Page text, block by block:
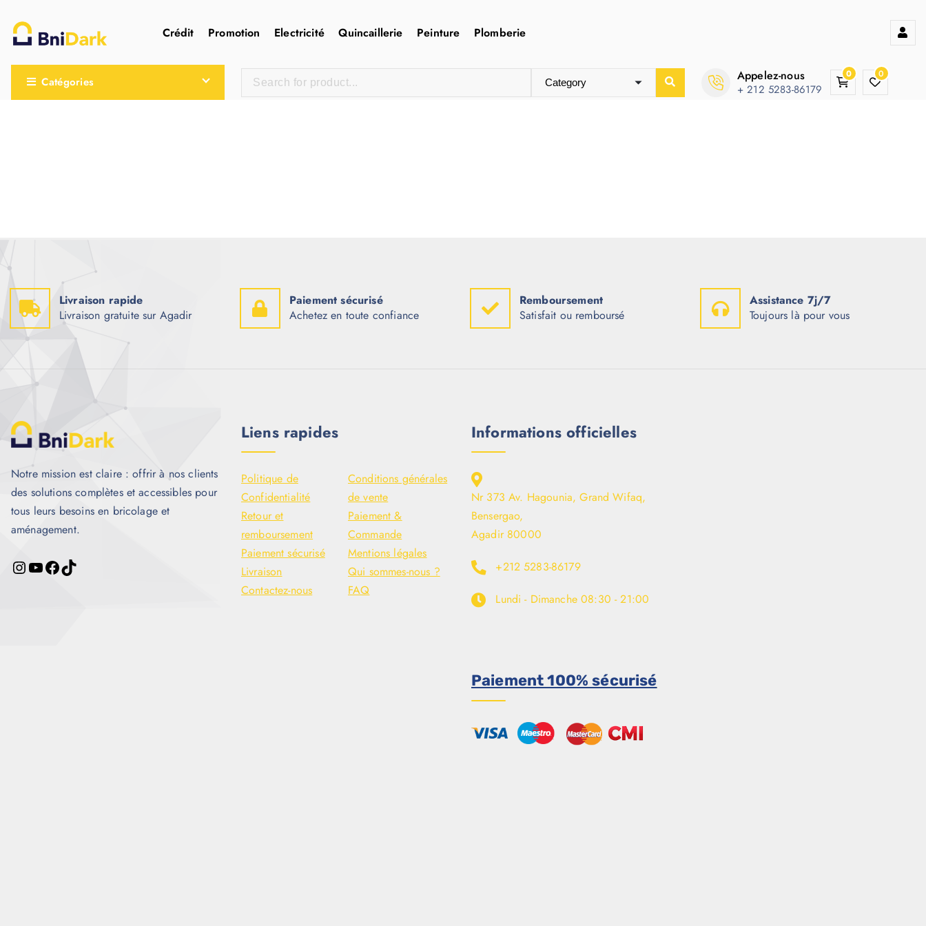
Crédit Promotion Electricité Quincaillerie Peinture Plomberie
Catégories Appelez-nous
+ 212 5283-86179
0 0
Livraison rapide
Livraison gratuite sur Agadir
Paiement sécurisé
Achetez en toute confiance
Remboursement
Satisfait ou remboursé
Assistance 7j/7
Toujours là pour vous
Notre mission est claire : offrir à nos clients
des solutions complètes et accessibles pour
tous leurs besoins en bricolage et
aménagement.
Liens rapides
Politique de
Confidentialité
Conditions générales
de vente
Retour et
remboursement
Paiement &
Commande
Paiement sécurisé
Mentions légales
Livraison
Qui sommes-nous ?
Contactez-nous
FAQ
Informations officielles
Nr 373 Av. Hagounia, Grand Wifaq,
Bensergao,
Agadir 80000
+212 5283-86179
Lundi - Dimanche 08:30 - 21:00
Paiement 100% sécurisé